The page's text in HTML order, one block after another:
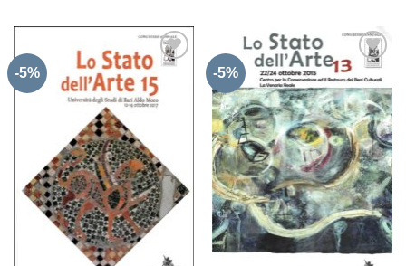
35,00€.33,25€.
-5%
Aggiungi
desideri
-5%
Aggiungi
alla lista
dei
desideri